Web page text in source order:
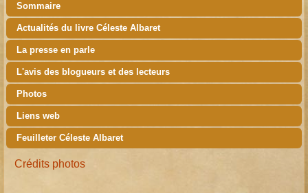
Sommaire
Actualités du livre Céleste Albaret
La presse en parle
L'avis des blogueurs et des lecteurs
Photos
Liens web
Feuilleter Céleste Albaret
Crédits photos